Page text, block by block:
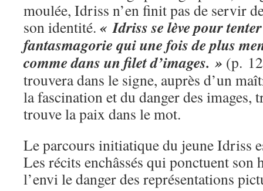
moulée, Idriss n’en finit pas de servir
son identité. « Idriss se lève pour
fantasmagorie qui une fois de plus
comme dans un filet d’images. » (p.
trouvera dans le signe, auprès d’un
la fascination et du danger des images,
trouve la paix dans le mot.
Le parcours initiatique du jeune Idriss
Les récits enchâssés qui ponctuent
l’envi le danger des représentations